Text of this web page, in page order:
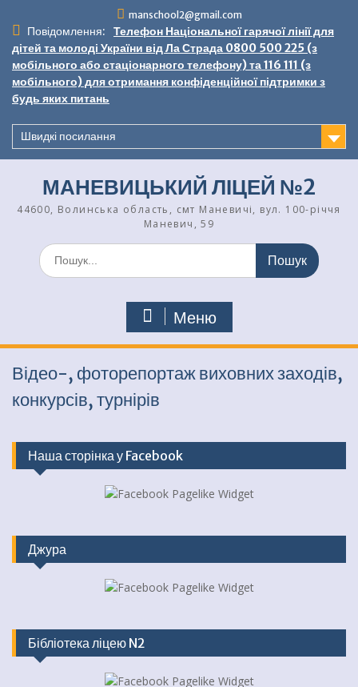
вмісту
manschool2@gmail.com
Повідомлення:
Телефон Національної гарячої лінії для
дітей та молоді України від Ла Страда 0800 500 225 (з
мобільного або стаціонарного телефону) та 116 111 (з
мобільного) для отримання конфіденційної підтримки з
будь яких питань
Швидкі посилання
МАНЕВИЦЬКИЙ ЛІЦЕЙ №2
44600, Волинська область, смт Маневичі, вул. 100-річчя
Маневич, 59
Шукати:
Меню
Відео-, фоторепортаж виховних заходів,
конкурсів, турнірів
Наша сторінка у Facebook
Джура
Бібліотека ліцею N2